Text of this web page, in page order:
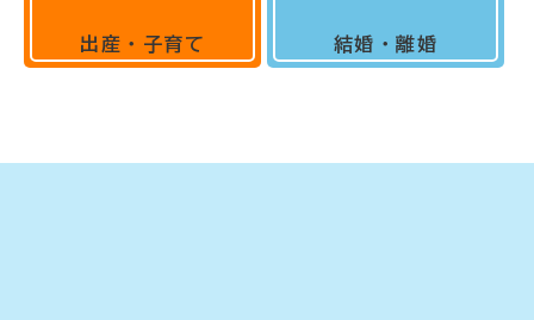
出産・子育て 結婚・離婚